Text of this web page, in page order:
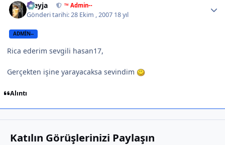
Freyja ™ Admin--
Gönderi tarihi:28 Ekim , 2007 18 yıl
ADMIN--
Rica ederim sevgili hasan17,
Gerçekten işine yarayacaksa sevindim
Alıntı
Katılın Görüşlerinizi Paylaşın